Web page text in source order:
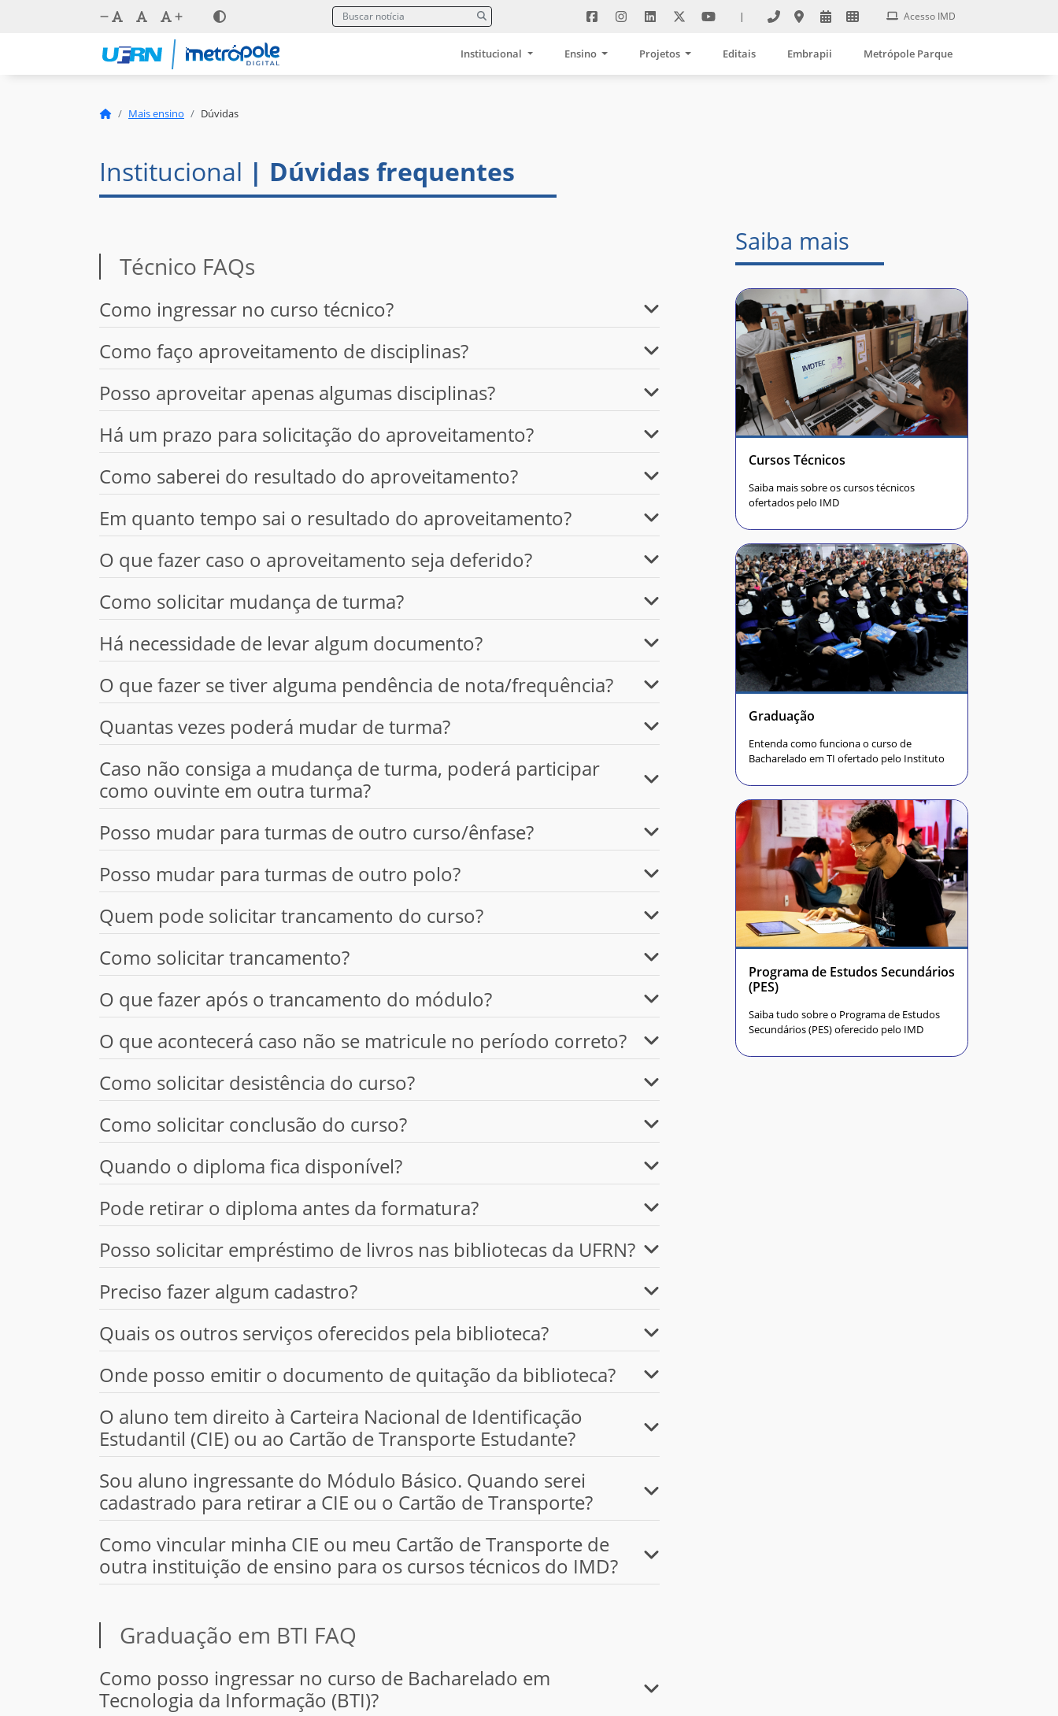
| Acesso IMD
Institucional Ensino Projetos Editais Embrapii Metrópole Parque
Mais ensino Dúvidas
Institucional | Dúvidas frequentes
Técnico FAQs
Como ingressar no curso técnico?
Como faço aproveitamento de disciplinas?
Posso aproveitar apenas algumas disciplinas?
Há um prazo para solicitação do aproveitamento?
Como saberei do resultado do aproveitamento?
Em quanto tempo sai o resultado do aproveitamento?
O que fazer caso o aproveitamento seja deferido?
Como solicitar mudança de turma?
Há necessidade de levar algum documento?
O que fazer se tiver alguma pendência de nota/frequência?
Quantas vezes poderá mudar de turma?
Caso não consiga a mudança de turma, poderá participar
como ouvinte em outra turma?
Posso mudar para turmas de outro curso/ênfase?
Posso mudar para turmas de outro polo?
Quem pode solicitar trancamento do curso?
Como solicitar trancamento?
O que fazer após o trancamento do módulo?
O que acontecerá caso não se matricule no período correto?
Como solicitar desistência do curso?
Como solicitar conclusão do curso?
Quando o diploma fica disponível?
Pode retirar o diploma antes da formatura?
Posso solicitar empréstimo de livros nas bibliotecas da UFRN?
Preciso fazer algum cadastro?
Quais os outros serviços oferecidos pela biblioteca?
Onde posso emitir o documento de quitação da biblioteca?
O aluno tem direito à Carteira Nacional de Identificação
Estudantil (CIE) ou ao Cartão de Transporte Estudante?
Sou aluno ingressante do Módulo Básico. Quando serei
cadastrado para retirar a CIE ou o Cartão de Transporte?
Como vincular minha CIE ou meu Cartão de Transporte de
outra instituição de ensino para os cursos técnicos do IMD?
Graduação em BTI FAQ
Como posso ingressar no curso de Bacharelado em
Tecnologia da Informação (BTI)?
Saiba mais
Cursos Técnicos
Saiba mais sobre os cursos técnicos
ofertados pelo IMD
Graduação
Entenda como funciona o curso de
Bacharelado em TI ofertado pelo Instituto
Programa de Estudos Secundários
(PES)
Saiba tudo sobre o Programa de Estudos
Secundários (PES) oferecido pelo IMD